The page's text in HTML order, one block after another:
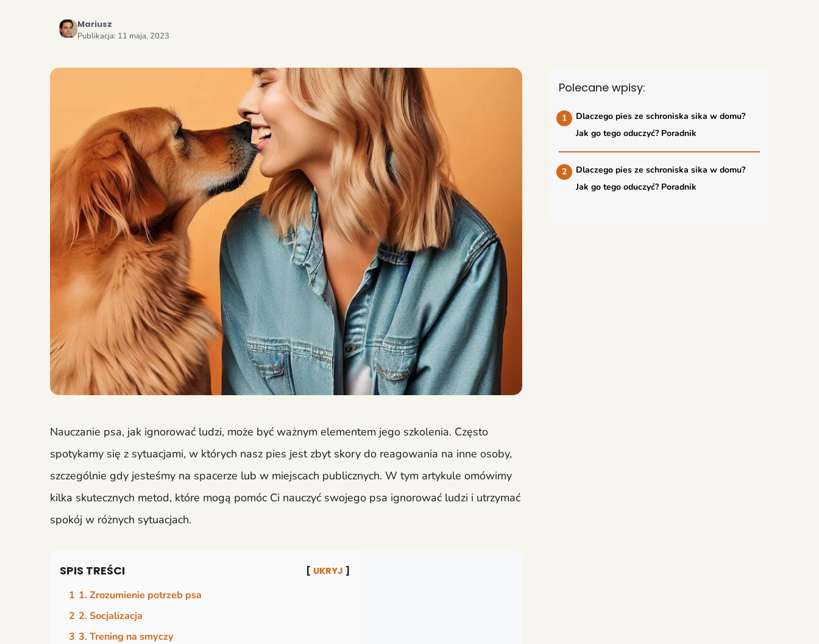
Mariusz
Publikacja: 11 maja, 2023
Nauczanie psa, jak ignorować ludzi, może być ważnym elementem jego szkolenia. Często
spotykamy się z sytuacjami, w których nasz pies jest zbyt skory do reagowania na inne osoby,
szczególnie gdy jesteśmy na spacerze lub w miejscach publicznych. W tym artykule omówimy
kilka skutecznych metod, które mogą pomóc Ci nauczyć swojego psa ignorować ludzi i utrzymać
spokój w różnych sytuacjach.
SPIS TREŚCI UKRYJ
1 1. Zrozumienie potrzeb psa
2 2. Socjalizacja
3 3. Trening na smyczy
Polecane wpisy:
Dlaczego pies ze schroniska sika w domu?
Jak go tego oduczyć? Poradnik
Dlaczego pies ze schroniska sika w domu?
Jak go tego oduczyć? Poradnik